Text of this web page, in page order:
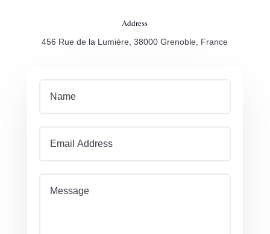
Address
456 Rue de la Lumière, 38000 Grenoble, France